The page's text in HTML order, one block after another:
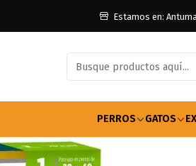
PERROS GATOS
Estamos en:
Farmacia Perros